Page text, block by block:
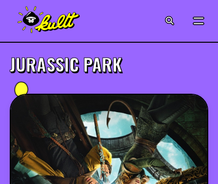
MUSIQUE
CRÉATION
ART
JURASSIC PARK